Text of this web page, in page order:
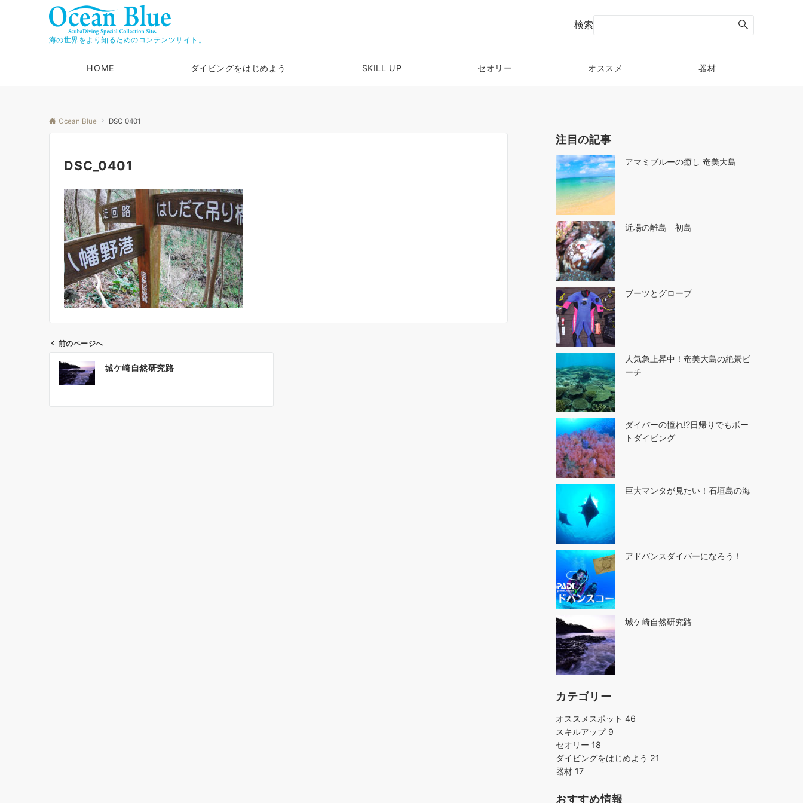
海の世界をより知るためのコンテンツサイト。
検索
HOME ダイビングをはじめよう SKILL UP セオリー オススメ 器材
Ocean Blue DSC_0401
DSC_0401
ビ
前のページへ
城ケ崎自然研究路
注目の記事
アマミブルーの癒し 奄美大島
近場の離島 初島
ブーツとグローブ
人気急上昇中！奄美大島の絶景ビ
ーチ
ダイバーの憧れ!?日帰りでもボー
トダイビング
巨大マンタが見たい！石垣島の海
アドバンスダイバーになろう！
城ケ崎自然研究路
カテゴリー
オススメスポット 46
スキルアップ 9
セオリー 18
ダイビングをはじめよう 21
器材 17
おすすめ情報